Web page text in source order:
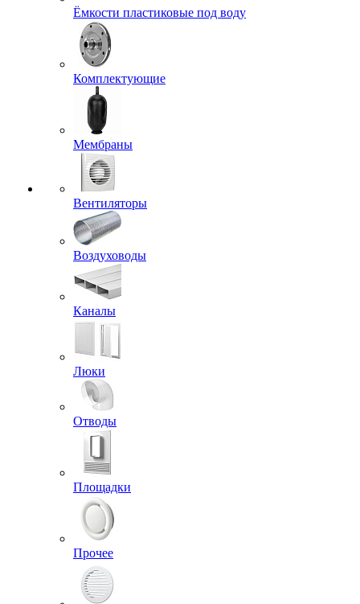
Ёмкости пластиковые под воду
Комплектующие
Мембраны
Вентиляторы
Воздуховоды
Каналы
Люки
Отводы
Площадки
Прочее